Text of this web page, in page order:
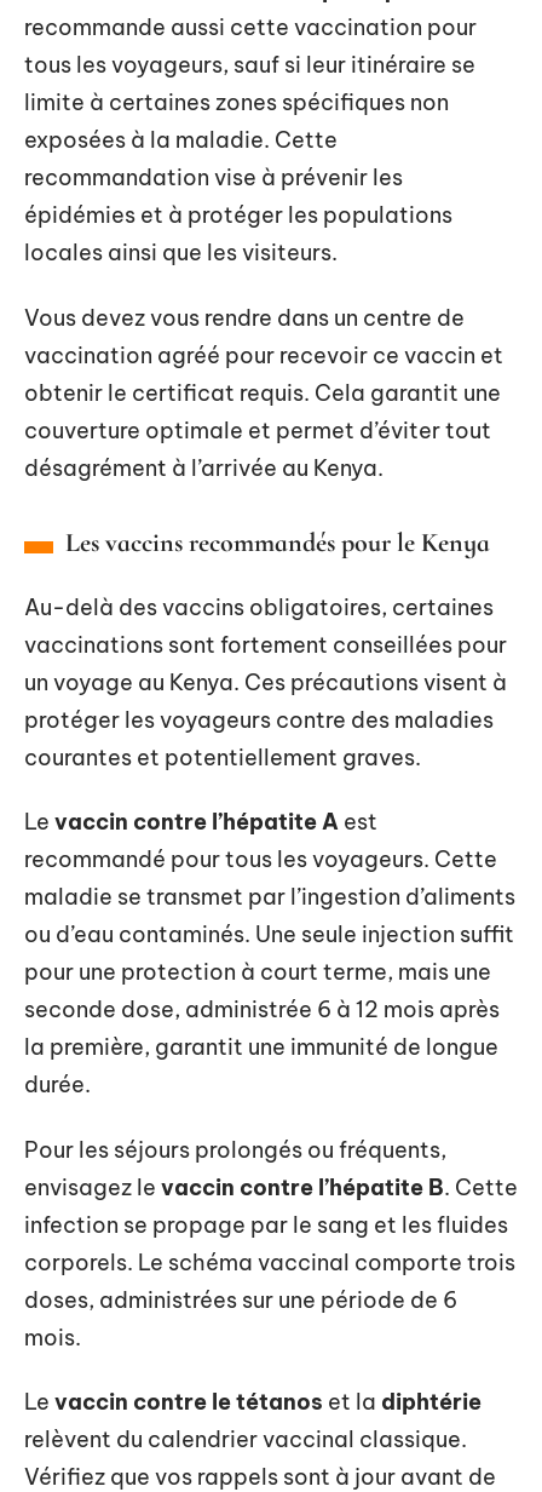
recommande aussi cette vaccination pour
tous les voyageurs, sauf si leur itinéraire se
limite à certaines zones spécifiques non
exposées à la maladie. Cette
recommandation vise à prévenir les
épidémies et à protéger les populations
locales ainsi que les visiteurs.
Vous devez vous rendre dans un centre de
vaccination agréé pour recevoir ce vaccin et
obtenir le certificat requis. Cela garantit une
couverture optimale et permet d’éviter tout
désagrément à l’arrivée au Kenya.
Les vaccins recommandés pour le Kenya
Au-delà des vaccins obligatoires, certaines
vaccinations sont fortement conseillées pour
un voyage au Kenya. Ces précautions visent à
protéger les voyageurs contre des maladies
courantes et potentiellement graves.
Le vaccin contre l’hépatite A est
recommandé pour tous les voyageurs. Cette
maladie se transmet par l’ingestion d’aliments
ou d’eau contaminés. Une seule injection suffit
pour une protection à court terme, mais une
seconde dose, administrée 6 à 12 mois après
la première, garantit une immunité de longue
durée.
Pour les séjours prolongés ou fréquents,
envisagez le vaccin contre l’hépatite B. Cette
infection se propage par le sang et les fluides
corporels. Le schéma vaccinal comporte trois
doses, administrées sur une période de 6
mois.
Le vaccin contre le tétanos et la diphtérie
relèvent du calendrier vaccinal classique.
Vérifiez que vos rappels sont à jour avant de